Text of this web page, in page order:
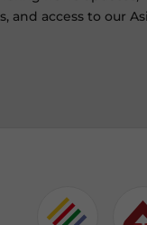
access to our